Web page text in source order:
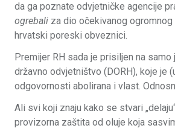
da ga poznate odvjetničke agencije
ogrebali za dio očekivanog
hrvatski poreski obveznici.
Premijer RH sada je prisiljen na
državno odvjetništvo (DORH), koje je
odgovornosti abolirana i vlast.
Ali svi koji znaju kako se stvari
provizorna zaštita od oluje koja